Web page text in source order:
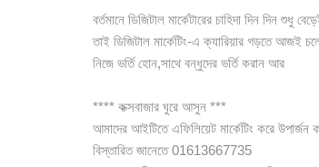
বর্তমানে ডিজিটাল মার্কেটারের চাহিদা দিন দিন শুধু
তাই ডিজিটাল মার্কেটিং-এ ক্যারিয়ার গড়তে আজই
নিজে ভর্তি হোন,সাথে বন্ধুদের ভর্তি করান আর
**** কক্সবাজার ঘুরে আসুন ***
আমাদের আইটিতে এফিলিয়েট মার্কেটিং করে
বিস্তারিত জানেতে 01613667735